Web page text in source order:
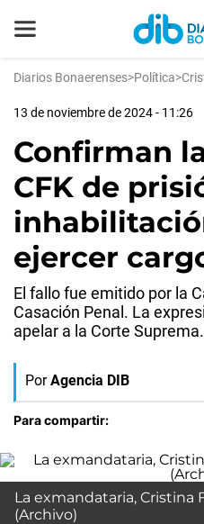
Diarios Bonaerenses>Política>
13 de noviembre de 2024 - 11:26
Confirman
CFK de
ejercer
El fallo fue emitido por la
Casación Penal. La
apelar a la Corte Suprema.
Por Agencia DIB
Para compartir:
La exmandataria, Cristina
(Archivo)